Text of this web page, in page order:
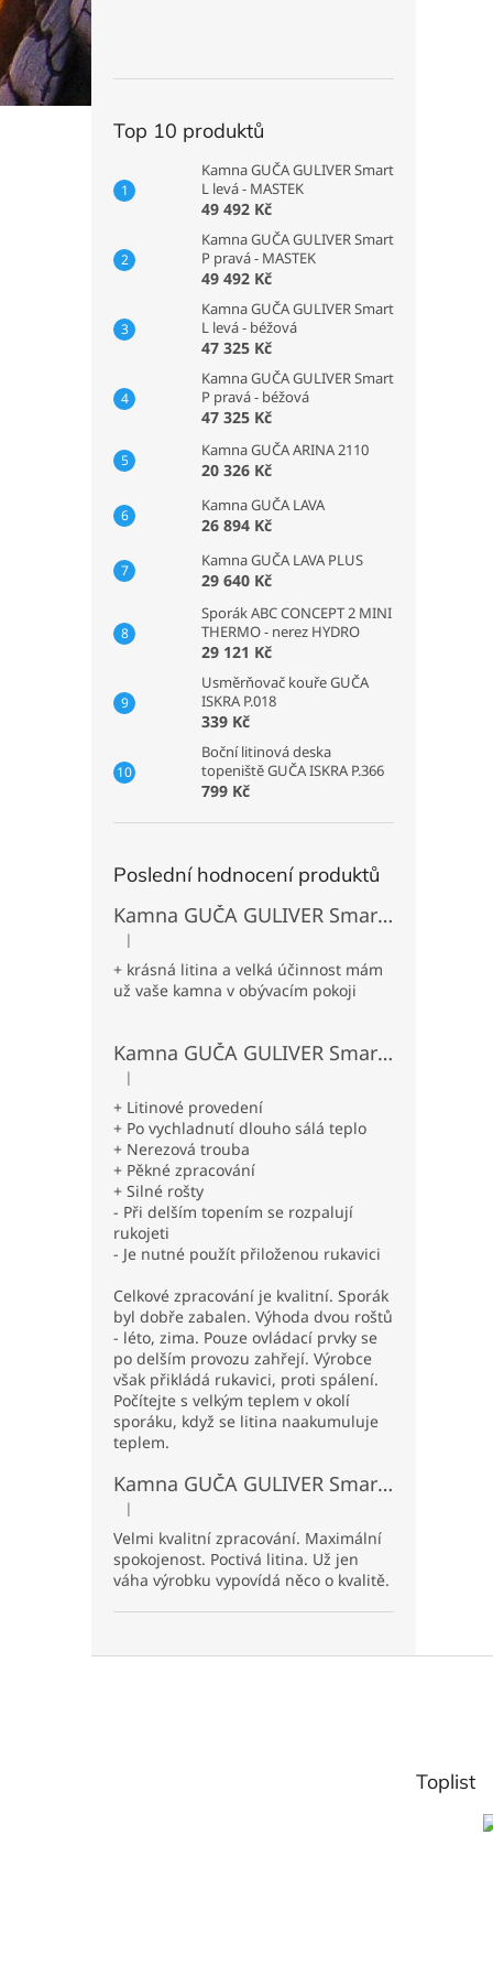
Top 10 produktů
Kamna GUČA GULIVER Smart
L levá - MASTEK
49 492 Kč
Kamna GUČA GULIVER Smart
P pravá - MASTEK
49 492 Kč
Kamna GUČA GULIVER Smart
L levá - béžová
47 325 Kč
Kamna GUČA GULIVER Smart
P pravá - béžová
47 325 Kč
Kamna GUČA ARINA 2110
20 326 Kč
Kamna GUČA LAVA
26 894 Kč
Kamna GUČA LAVA PLUS
29 640 Kč
Sporák ABC CONCEPT 2 MINI
THERMO - nerez HYDRO
29 121 Kč
Usměrňovač kouře GUČA
ISKRA P.018
339 Kč
Boční litinová deska
topeniště GUČA ISKRA P.366
799 Kč
Poslední hodnocení produktů
Kamna GUČA GULIVER Smart L levá - odlitek černá
Hodnocení produktu je 5 z 5 hvězdiček.
|
+ krásná litina a velká účinnost mám
už vaše kamna v obývacím pokoji
Kamna GUČA GULIVER Smart L levá - béžová
Hodnocení produktu je 5 z 5 hvězdiček.
|
+ Litinové provedení
+ Po vychladnutí dlouho sálá teplo
+ Nerezová trouba
+ Pěkné zpracování
+ Silné rošty
- Při delším topením se rozpalují
rukojeti
- Je nutné použít přiloženou rukavici
Celkové zpracování je kvalitní. Sporák
byl dobře zabalen. Výhoda dvou roštů
- léto, zima. Pouze ovládací prvky se
po delším provozu zahřejí. Výrobce
však přikládá rukavici, proti spálení.
Počítejte s velkým teplem v okolí
sporáku, když se litina naakumuluje
teplem.
Kamna GUČA GULIVER Smart P pravá - béžová
Hodnocení produktu je 5 z 5 hvězdiček.
|
Velmi kvalitní zpracování. Maximální
spokojenost. Poctivá litina. Už jen
váha výrobku vypovídá něco o kvalitě.
Toplist